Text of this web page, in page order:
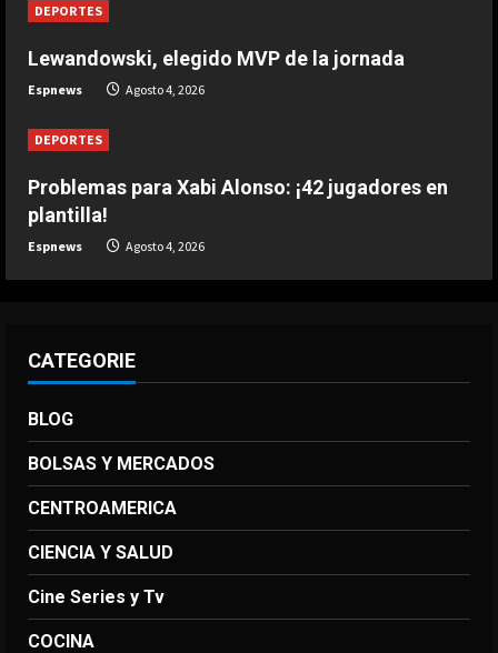
4
Messi
Agosto 4, 2026
jugadores en plantilla!
DEPORTES
Lewandowski, elegido MVP de la jornada
Espnews Agosto 4, 2026
DEPORTES
Problemas para Xabi Alonso: ¡42 jugadores en
plantilla!
Espnews Agosto 4, 2026
CATEGORIE
BLOG
BOLSAS Y MERCADOS
CENTROAMERICA
CIENCIA Y SALUD
Cine Series y Tv
COCINA